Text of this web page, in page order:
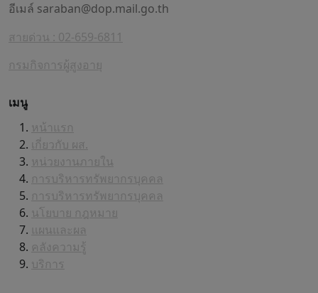
อีเมล์ saraban@dop.mail.go.th
สายด่วน : 02-659-6811
กรมกิจการผู้สูงอายุ
เมนู
หน้าแรก
เกี่ยวกับ ผส.
หน่วยงานภายใน
การบริหารทรัพยากรบุคคล
การบริหารทรัพยากรบุคคล
นโยบาย กฎหมาย
แผนและผล
คลังความรู้
บริการ